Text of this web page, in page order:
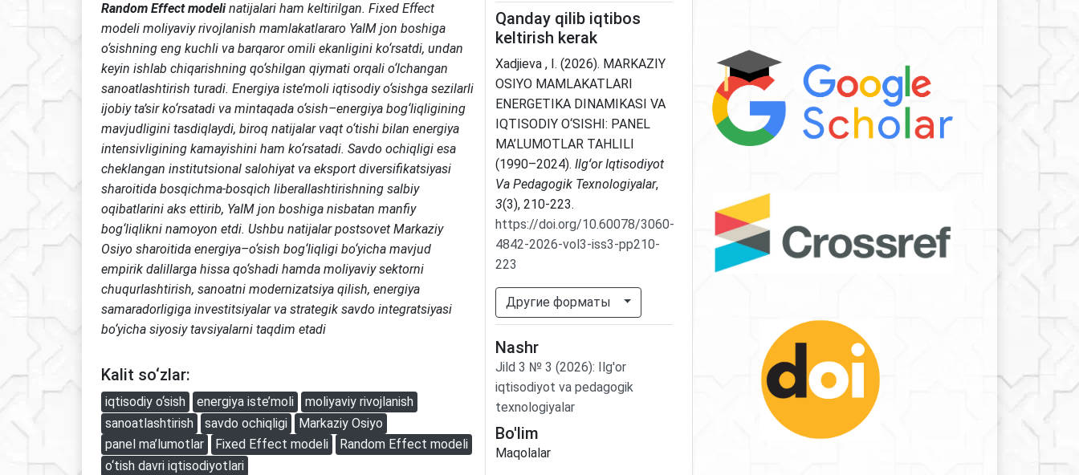
Random Effect modelinatijalari ham keltirilgan. Fixed Effect
modeli moliyaviy rivojlanish mamlakatlararo YaIM jon boshiga
o‘sishning eng kuchli va barqaror omili ekanligini ko‘rsatdi, undan
keyin ishlab chiqarishning qo‘shilgan qiymati orqali o‘lchangan
sanoatlashtirish turadi. Energiya iste’moli iqtisodiy o‘sishga sezilarli
ijobiy ta’sir ko‘rsatadi va mintaqada o‘sish–energiya bog‘liqligining
mavjudligini tasdiqlaydi, biroq natijalar vaqt o‘tishi bilan energiya
intensivligining kamayishini ham ko‘rsatadi. Savdo ochiqligi esa
cheklangan institutsional salohiyat va eksport diversifikatsiyasi
sharoitida bosqichma-bosqich liberallashtirishning salbiy
oqibatlarini aks ettirib, YaIM jon boshiga nisbatan manfiy
bog‘liqlikni namoyon etdi. Ushbu natijalar postsovet Markaziy
Osiyo sharoitida energiya–o‘sish bog‘liqligi bo‘yicha mavjud
empirik dalillarga hissa qo‘shadi hamda moliyaviy sektorni
chuqurlashtirish, sanoatni modernizatsiya qilish, energiya
samaradorligiga investitsiyalar va strategik savdo integratsiyasi
bo‘yicha siyosiy tavsiyalarni taqdim etadi
Kalit so‘zlar:
iqtisodiy o‘sish energiya iste’moli
moliyaviy rivojlanish
sanoatlashtirish
savdo ochiqligi
Markaziy Osiyo
panel ma’lumotlar
Fixed Effect modeli
Random Effect modeli
o‘tish davri iqtisodiyotlari
Qanday qilib iqtibos
keltirish kerak
Xadjieva , I. (2026). MARKAZIY
OSIYO MAMLAKATLARI
ENERGETIKA DINAMIKASI VA
IQTISODIY O‘SISHI: PANEL
MA’LUMOTLAR TAHLILI
(1990–2024). Ilgʻor Iqtisodiyot
Va Pedagogik Texnologiyalar,
3(3), 210-223.
https://doi.org/10.60078/3060-
4842-2026-vol3-iss3-pp210-
223
Другие форматы
Nashr
Jild 3 № 3 (2026): Ilg'or
iqtisodiyot va pedagogik
texnologiyalar
Bo'lim
Maqolalar